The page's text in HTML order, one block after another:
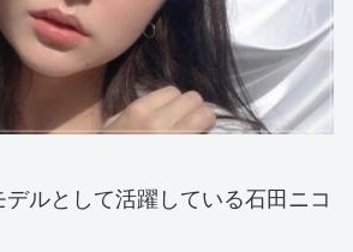
ルとして活躍している石田ニコ